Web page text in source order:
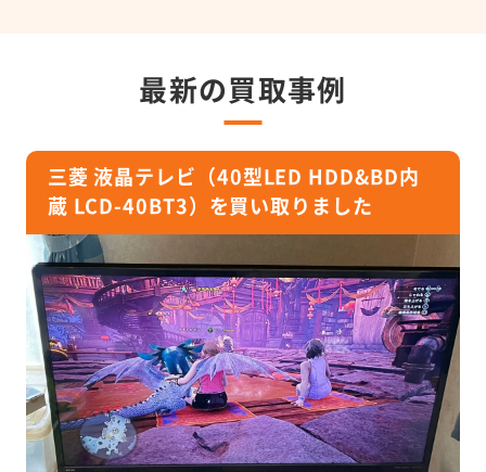
最新の買取事例
三菱 液晶テレビ（40型LED HDD&BD内
蔵 LCD-40BT3）を買い取りました